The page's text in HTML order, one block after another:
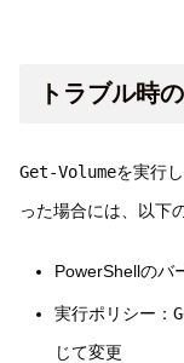
トラブル時
Get-Volumeを実行
った場合には、以下
PowerShellのバ
実行ポリシー：
じて変更